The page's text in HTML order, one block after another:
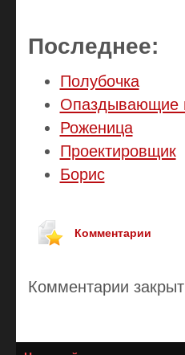
Последнее:
Полубочка
Опаздывающие
Роженица
Проектировщик
Борис
Комментарии
Комментарии